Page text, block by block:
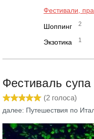
Фестивали,
Шоппинг 2
Экзотика 1
Фестиваль
(2 голоса)
далее: Путешествия по